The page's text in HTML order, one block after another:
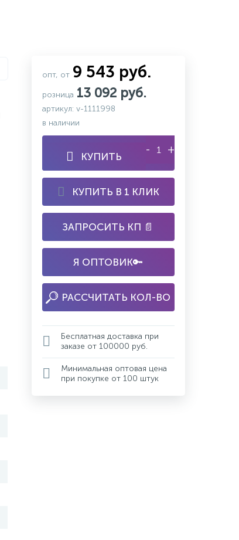
опт, от 9 543 руб.
розница 13 092 руб.
артикул: v-1111998
в наличии
КУПИТЬ
- +
КУПИТЬ В 1 КЛИК
ЗАПРОСИТЬ КП 📄
Я ОПТОВИК🔑
РАССЧИТАТЬ КОЛ-ВО
Бесплатная доставка при
заказе от 100000 руб.
Минимальная оптовая цена
при покупке от 100 штук